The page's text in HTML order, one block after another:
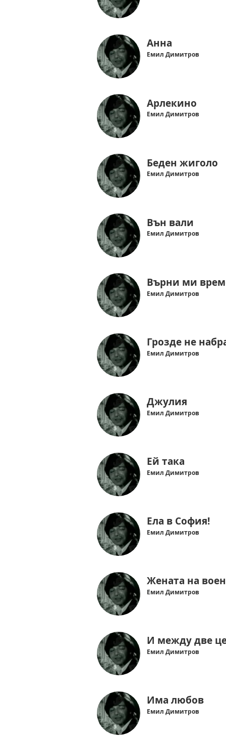
Анна
Емил Димитров
Арлекино
Емил Димитров
Беден жиголо
Емил Димитров
Вън вали
Емил Димитров
Върни ми
Емил Димитров
Грозде не
Емил Димитров
Джулия
Емил Димитров
Ей така
Емил Димитров
Ела в София!
Емил Димитров
Жената на
Емил Димитров
И между две
Емил Димитров
Има любов
Емил Димитров